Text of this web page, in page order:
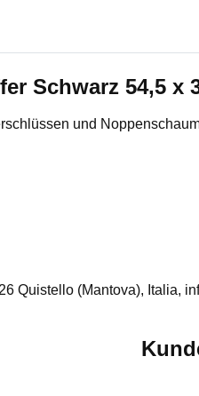
Schwarz 54,5 x
und
Quistello (Mantova), Italia,